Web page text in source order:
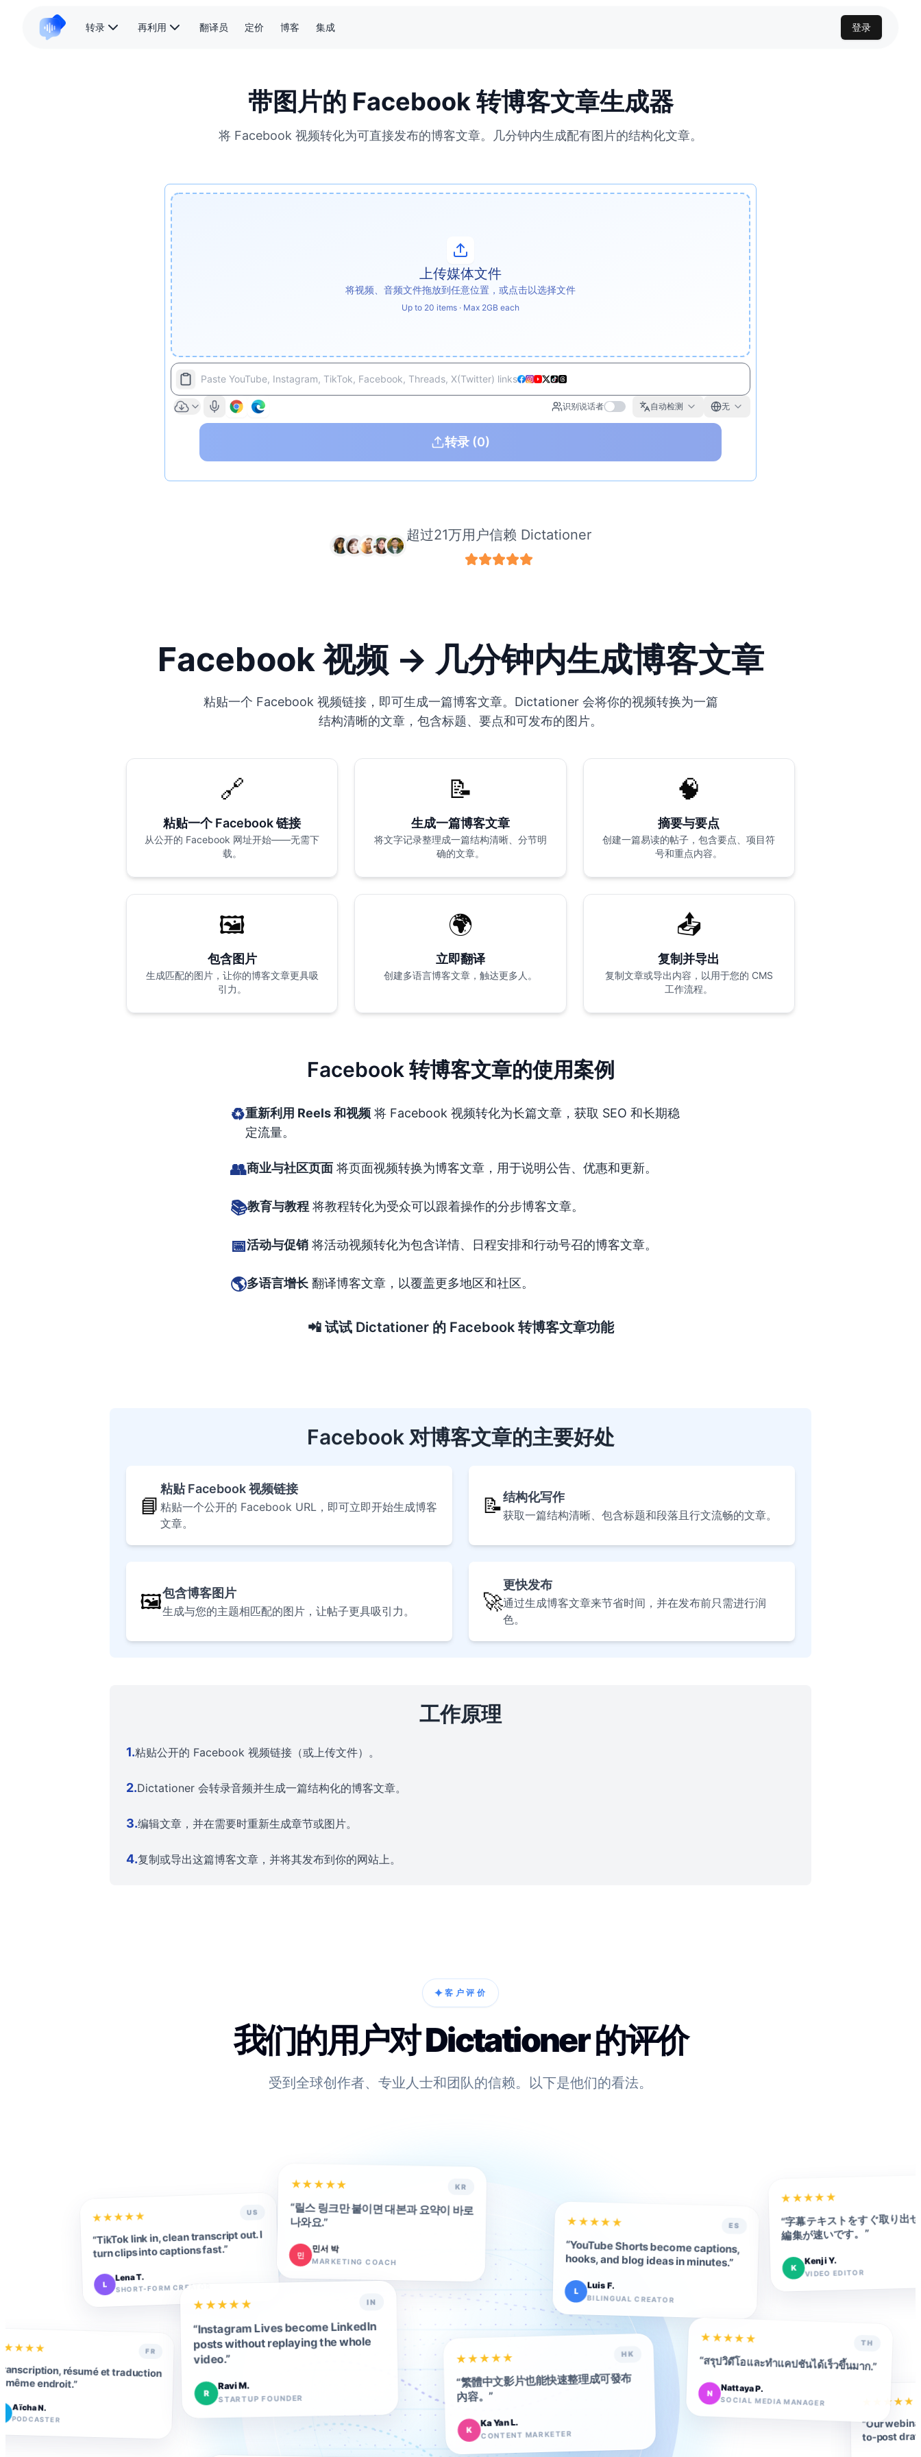
转录 再利用 翻译员 定价 博客 集成 登录
带图片的 Facebook 转博客文章生成器
将 Facebook 视频转化为可直接发布的博客文章。几分钟内生成配有图片的结构化文章。
上传媒体文件
将视频、音频文件拖放到任意位置，或点击以选择文件
Up to 20 items · Max 2GB each
Paste YouTube, Instagram, TikTok, Facebook, Threads, X(Twitter) links
识别说话者 自动检测 无
转录(0)
超过21万用户信赖 Dictationer
Facebook 视频 → 几分钟内生成博客文章
粘贴一个 Facebook 视频链接，即可生成一篇博客文章。Dictationer 会将你的视频转换为一篇
结构清晰的文章，包含标题、要点和可发布的图片。
🔗
粘贴一个 Facebook 链接
从公开的 Facebook 网址开始——无需下
载。
📝
生成一篇博客文章
将文字记录整理成一篇结构清晰、分节明
确的文章。
🧠
摘要与要点
创建一篇易读的帖子，包含要点、项目符
号和重点内容。
🖼️
包含图片
生成匹配的图片，让你的博客文章更具吸
引力。
🌍
立即翻译
创建多语言博客文章，触达更多人。
📤
复制并导出
复制文章或导出内容，以用于您的 CMS
工作流程。
Facebook 转博客文章的使用案例
♻️重新利用 Reels 和视频 将 Facebook 视频转化为长篇文章，获取 SEO 和长期稳
定流量。
👥商业与社区页面 将页面视频转换为博客文章，用于说明公告、优惠和更新。
📚教育与教程 将教程转化为受众可以跟着操作的分步博客文章。
📅活动与促销 将活动视频转化为包含详情、日程安排和行动号召的博客文章。
🌎多语言增长 翻译博客文章，以覆盖更多地区和社区。
📲 试试 Dictationer 的 Facebook 转博客文章功能
Facebook 对博客文章的主要好处
📘
粘贴 Facebook 视频链接
粘贴一个公开的 Facebook URL，即可立即开始生成博客
文章。
📝结构化写作
获取一篇结构清晰、包含标题和段落且行文流畅的文章。
🖼️包含博客图片
生成与您的主题相匹配的图片，让帖子更具吸引力。 🚀
更快发布
通过生成博客文章来节省时间，并在发布前只需进行润
色。
工作原理
1.粘贴公开的 Facebook 视频链接（或上传文件）。
2.Dictationer 会转录音频并生成一篇结构化的博客文章。
3.编辑文章，并在需要时重新生成章节或图片。
4.复制或导出这篇博客文章，并将其发布到你的网站上。
✦客户评价
我们的用户对 Dictationer 的评价
受到全球创作者、专业人士和团队的信赖。以下是他们的看法。
★★★★★ US
“TikTok link in, clean transcript out. I
turn clips into captions fast.”
L
Lena T.
SHORT-FORM CREATOR
★★★★★ KR
“릴스 링크만 붙이면 대본과 요약이 바로
나와요.”
민
민서 박
MARKETING COACH
★ ★★★ ★ ES
“YouTube Shorts become captions,
hooks, and blog ideas in minutes.”
L
Luis F.
BILINGUAL CREATOR
★ ★★★ ★
“字幕テキストをすぐ取り出
編集が速いです。 ”
K
Kenji Y.
VIDEO EDITOR
★ ★★★ ★ IN
“Instagram Lives become LinkedIn
posts without replaying the whole
video.”
R
Ravi M.
STARTUP FOUNDER
★★★★ FR
résumé et traduction
même endroit.”
Aïcha N.
PODCASTER
★★★★★ HK
“繁體中文影片也能快速整理成可發布
內容。”
K
Ka Yan L.
CONTENT MARKETER
★ ★★★ ★ TH
“สรุปวิดีโอและทำแคปชันได้เร็วขึ้นมาก.”
N Nattaya P.
SOCIAL MEDIA MANAGER ★★★
“Our
to-post